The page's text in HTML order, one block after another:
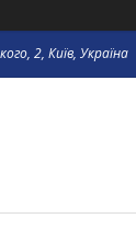
2, Київ, Україна